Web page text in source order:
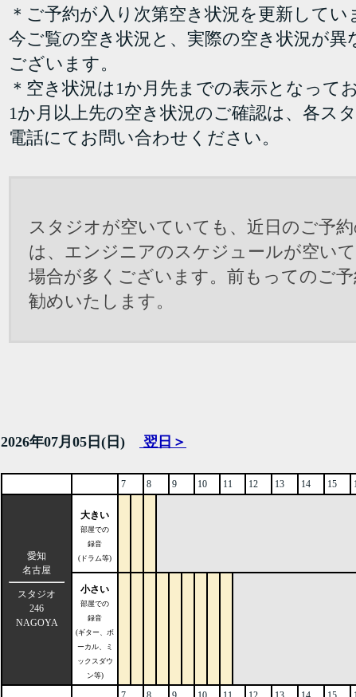
＊ご予約が入り次第空き状況を更新してい
今ご覧の空き状況と、実際の空き状況が異
ございます。
＊空き状況は1か月先までの表示となって
1か月以上先の空き状況のご確認は、各ス
電話にてお問い合わせください。
スタジオが空いていても、近日のご予
は、エンジニアのスケジュールが空い
場合が多くございます。前もってのご
勧めいたします。
2026年07月05日(日) 翌日＞
7 8 9 10 11 12 13 14 15
愛知
名古屋
スタジオ
246
NAGOYA
大きい
部屋での
録音
(ドラム等)
小さい
部屋での
録音
(ギター、ボ
ーカル、ミ
ックスダウ
ン等)